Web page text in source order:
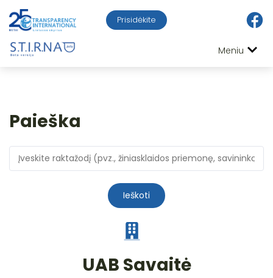
Prisidėkite
Meniu
Paieška
Ieškoti
UAB Savaitė